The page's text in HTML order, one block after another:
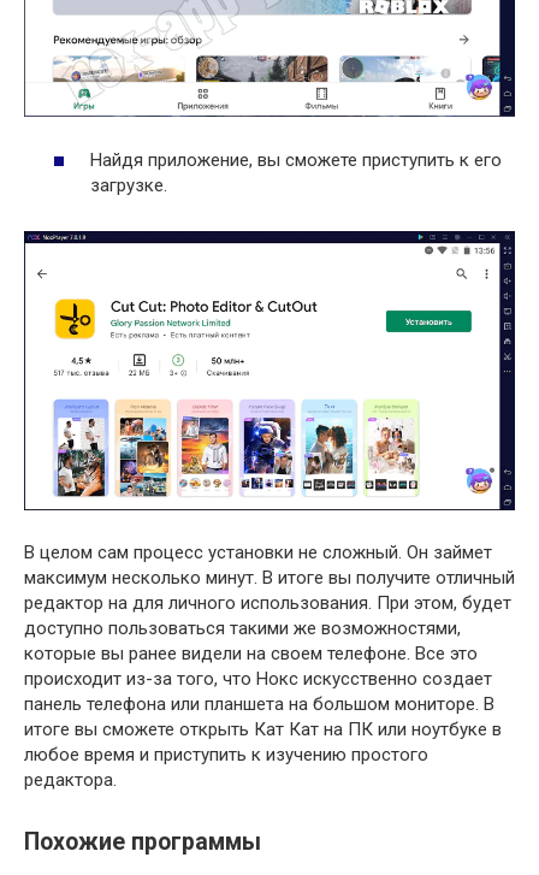
Найдя приложение, вы сможете приступить к его
загрузке.
В целом сам процесс установки не сложный. Он займет
максимум несколько минут. В итоге вы получите отличный
редактор на для личного использования. При этом, будет
доступно пользоваться такими же возможностями,
которые вы ранее видели на своем телефоне. Все это
происходит из-за того, что Нокс искусственно создает
панель телефона или планшета на большом мониторе. В
итоге вы сможете открыть Кат Кат на ПК или ноутбуке в
любое время и приступить к изучению простого
редактора.
Похожие программы